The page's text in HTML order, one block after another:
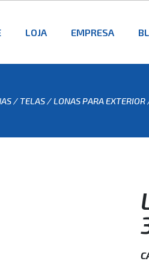
LOJA EMPRESA
/ TELAS / LONAS PARA EXTERIOR